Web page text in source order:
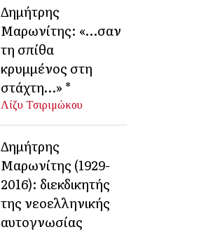
Δημήτρης
Μαρωνίτης: «…σαν
τη σπίθα
κρυμμένος στη
στάχτη…» *
Λίζυ Τσιριμώκου
Δημήτρης
Μαρωνίτης (1929-
2016): διεκδικητής
της νεοελληνικής
αυτογνωσίας